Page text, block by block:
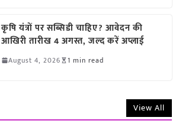
कृषि यंत्रों पर सब्सिडी चाहिए? आवेदन की
आखिरी तारीख 4 अगस्त, जल्द करें अप्लाई
August 4, 2026 1 min read
View All